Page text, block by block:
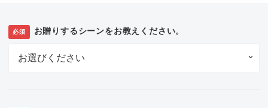
必須 お贈りするシーンをお教えください。